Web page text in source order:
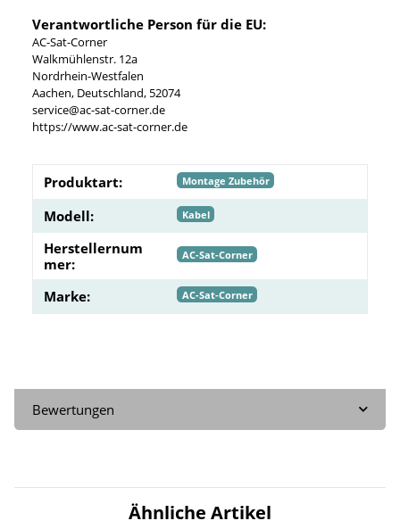
Verantwortliche Person für die EU:
AC-Sat-Corner
Walkmühlenstr. 12a
Nordrhein-Westfalen
Aachen, Deutschland, 52074
service@ac-sat-corner.de
https://www.ac-sat-corner.de
Produktart: Montage Zubehör
Modell: Kabel
Herstellernum
mer:
AC-Sat-Corner
Marke: AC-Sat-Corner
Bewertungen
Ähnliche Artikel